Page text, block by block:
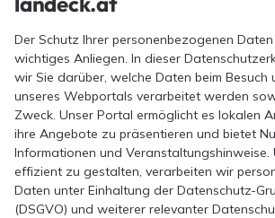
Der Schutz Ihrer personenbezogenen
wichtiges Anliegen. In dieser
wir Sie darüber, welche Daten beim Besuch
unseres Webportals verarbeitet werden
Zweck. Unser Portal ermöglicht es lokalen
ihre Angebote zu präsentieren und bietet
Informationen und Veranstaltungshinweise.
effizient zu gestalten, verarbeiten wir
Daten unter Einhaltung der Datenschutz-
(DSGVO) und weiterer relevanter